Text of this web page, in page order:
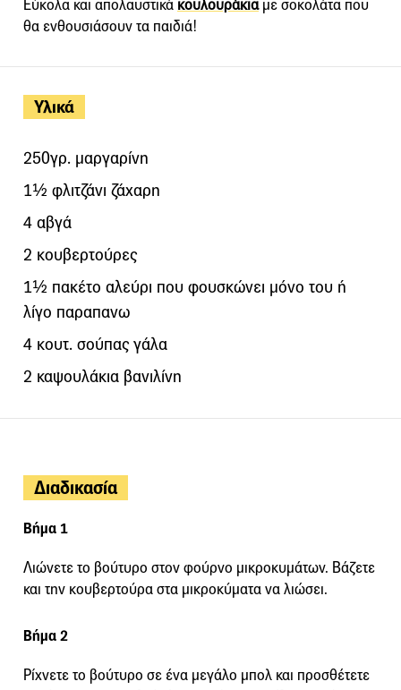
Υλικά
250γρ. μαργαρίνη
1½ φλιτζάνι ζάχαρη
4 αβγά
2 κουβερτούρες
1½ πακέτο αλεύρι που φουσκώνει μόνο του ή
λίγο παραπανω
4 κουτ. σούπας γάλα
2 καψουλάκια βανιλίνη
Εύκολα και απολαυστικά κουλουράκιαμε σοκολάτα που
θα ενθουσιάσουν τα παιδιά!
Διαδικασία
Βήμα 1
Λιώνετε το βούτυρο στον φούρνο μικροκυμάτων. Βάζετε
και την κουβερτούρα στα μικροκύματα να λιώσει.
Βήμα 2
Ρίχνετε το βούτυρο σε ένα μεγάλο μπολ και προσθέτετε